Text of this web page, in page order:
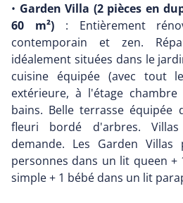
• Garden Villa (2 pièces en
60 m²) : Entièrement
contemporain et zen.
idéalement situées dans le
cuisine équipée (avec tout
extérieure, à l'étage
bains. Belle terrasse
fleuri bordé d'arbres.
demande. Les Garden
personnes dans un lit queen
simple + 1 bébé dans un lit